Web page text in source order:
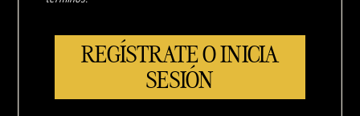
REGÍSTRATE O INICIA
SESIÓN